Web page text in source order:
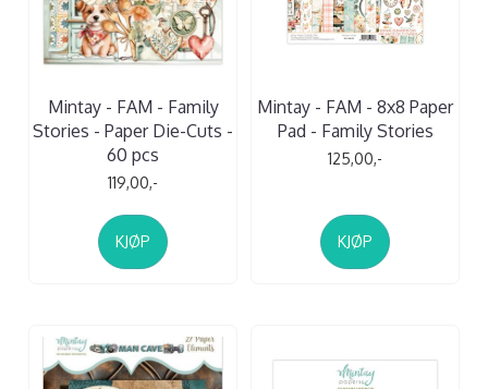
Mintay - FAM - Family
Stories - Paper Die-Cuts -
60 pcs
119,00,-
KJØP
Mintay - FAM - 8x8 Paper
Pad - Family Stories
125,00,-
KJØP